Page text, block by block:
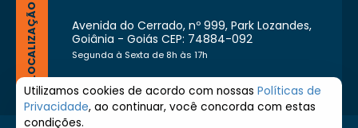
LOCALIZAÇÃO
Avenida do Cerrado, nº 999, Park Lozandes,
Goiânia - Goiás CEP: 74884-092
Segunda à Sexta de 8h às 17h
Utilizamos cookies de acordo com nossas Políticas de
Privacidade, ao continuar, você concorda com estas
condições.